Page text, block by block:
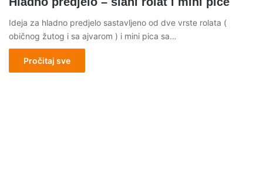
Ideja za hladno predjelo sastavljeno od dve vrste rolata (
običnog žutog i sa ajvarom ) i mini pica sa…
Pročitaj sve